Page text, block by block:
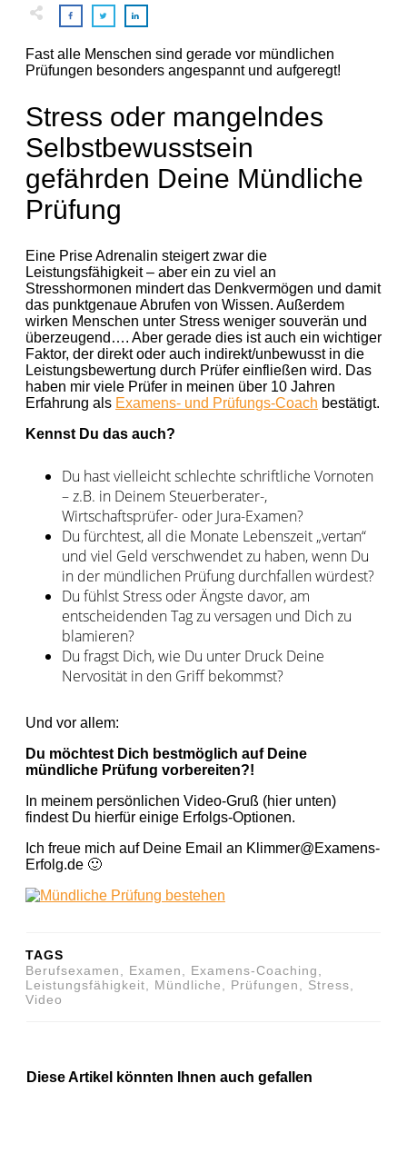
Fast alle Menschen sind gerade vor mündlichen
Prüfungen besonders angespannt und aufgeregt!
Stress oder mangelndes
Selbstbewusstsein
gefährden Deine Mündliche
Prüfung
Eine Prise Adrenalin steigert zwar die
Leistungsfähigkeit – aber ein zu viel an
Stresshormonen mindert das Denkvermögen und damit
das punktgenaue Abrufen von Wissen. Außerdem
wirken Menschen unter Stress weniger souverän und
überzeugend…. Aber gerade dies ist auch ein wichtiger
Faktor, der direkt oder auch indirekt/unbewusst in die
Leistungsbewertung durch Prüfer einfließen wird. Das
haben mir viele Prüfer in meinen über 10 Jahren
Erfahrung als Examens- und Prüfungs-Coach bestätigt.
Kennst Du das auch?
Du hast vielleicht schlechte schriftliche Vornoten
– z.B. in Deinem Steuerberater-,
Wirtschaftsprüfer- oder Jura-Examen?
Du fürchtest, all die Monate Lebenszeit „vertan“
und viel Geld verschwendet zu haben, wenn Du
in der mündlichen Prüfung durchfallen würdest?
Du fühlst Stress oder Ängste davor, am
entscheidenden Tag zu versagen und Dich zu
blamieren?
Du fragst Dich, wie Du unter Druck Deine
Nervosität in den Griff bekommst?
Und vor allem:
Du möchtest Dich bestmöglich auf Deine
mündliche Prüfung vorbereiten?!
In meinem persönlichen Video-Gruß (hier unten)
findest Du hierfür einige Erfolgs-Optionen.
Ich freue mich auf Deine Email an Klimmer@Examens-
Erfolg.de 🙂
TAGS
Berufsexamen, Examen, Examens-Coaching,
Leistungsfähigkeit, Mündliche, Prüfungen, Stress,
Video
Diese Artikel könnten Ihnen auch gefallen